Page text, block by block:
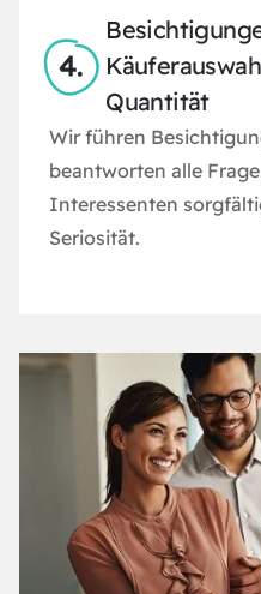
Quantität
Wir führen
beantworten alle
Interessenten
Seriosität.